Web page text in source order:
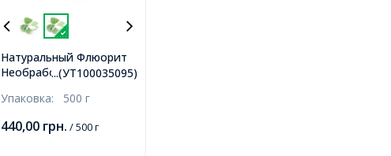
...(УТ100035095)
Натуральный Флюорит
Необработанные
42x24-26мм, без
35шт/500г,
Упаковка: 500 г
440,00 грн. / 500 г